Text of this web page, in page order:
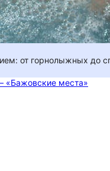
от горнолыжных до